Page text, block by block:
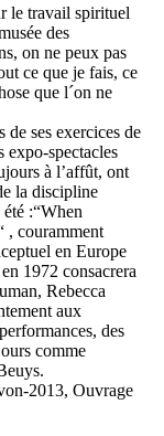
le travail spirituel
des
on ne peux pas
ce que je fais, ce
que l´on ne
de ses exercices de
expo-spectacles
à l’affût, ont
la discipline
:“When
, couramment
en Europe
1972 consacrera
Rebecca
aux
des
comme
2013, Ouvrage